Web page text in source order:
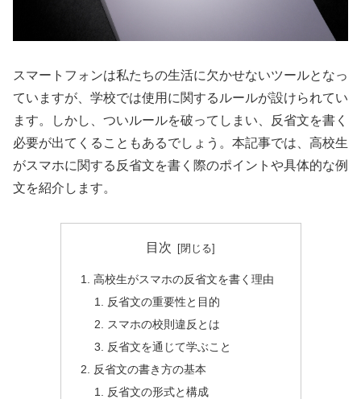
スマートフォンは私たちの生活に欠かせないツールとなっ
ていますが、学校では使用に関するルールが設けられてい
ます。しかし、ついルールを破ってしまい、反省文を書く
必要が出てくることもあるでしょう。本記事では、高校生
がスマホに関する反省文を書く際のポイントや具体的な例
文を紹介します。
目次
高校生がスマホの反省文を書く理由
反省文の重要性と目的
スマホの校則違反とは
反省文を通じて学ぶこと
反省文の書き方の基本
反省文の形式と構成